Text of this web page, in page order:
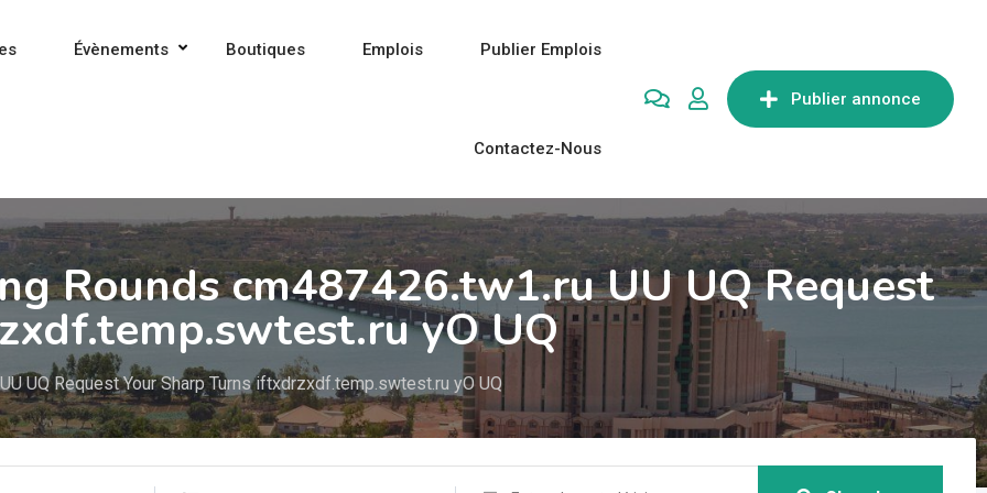
Publier annonce
Évènements Boutiques Emplois Publier Emplois
Contactez-Nous
Rounds cm487426.tw1.ru UU UQ Request
yO UQ
UQ Request Your Sharp Turns iftxdrzxdf.temp.swtest.ru yO UQ